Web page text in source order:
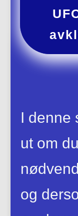
I denne
ut om
og